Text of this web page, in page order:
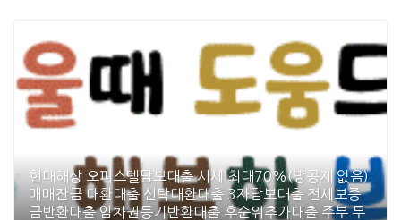
현대해상 오피스텔담보대출 시세 최대70%(방공제 없음)
매매잔금 대환대출 신탁대환대출 3자담보대출 전세보증
금반환대출 임차권등기반환대출 후순위추가대출 주부 무